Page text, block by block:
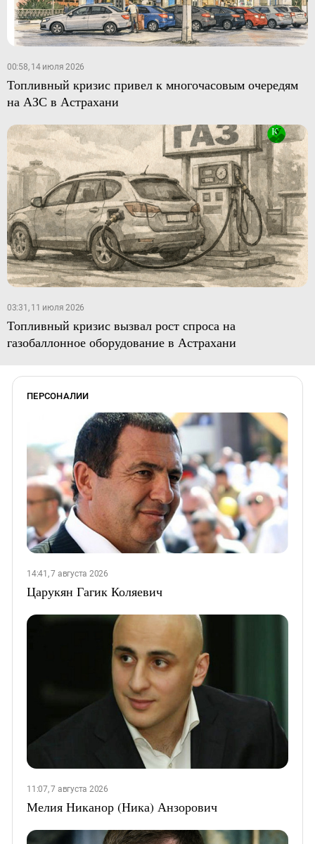
00:58, 14 июля 2026
Топливный кризис привел к многочасовым очередям
на АЗС в Астрахани
03:31, 11 июля 2026
Топливный кризис вызвал рост спроса на
газобаллонное оборудование в Астрахани
ПЕРСОНАЛИИ
14:41, 7 августа 2026
Царукян Гагик Коляевич
11:07, 7 августа 2026
Мелия Никанор (Ника) Анзорович